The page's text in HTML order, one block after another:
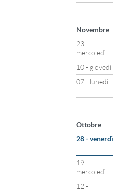
Novembre
23 -
mercoledì
10 - giovedì
07 - lunedì
Ottobre
28 - venerdì
19 -
mercoledì
12 -